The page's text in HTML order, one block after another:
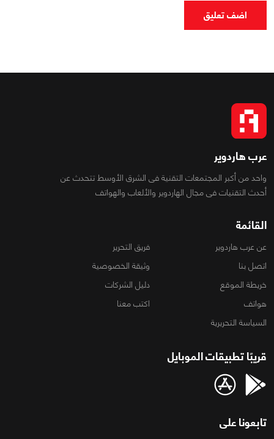
اضف تعليق
عرب هاردوير
واحد من أكبر المجتمعات التقنية فى الشرق الأوسط تتحدث عن
أحدث التقنيات فى مجال الهاردوير والألعاب والهواتف
القائمة
عن عرب هاردوير
فريق التحرير
اتصل بنا
وثيقة الخصوصية
خريطة الموقع
دليل الشركات
هواتف
اكتب معنا
السياسة التحريرية
قريبًا تطبيقات الموبايل
تابعونا على